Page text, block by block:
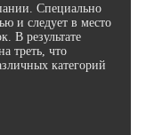
Специально
и следует в место
В результате
треть, что
категорий